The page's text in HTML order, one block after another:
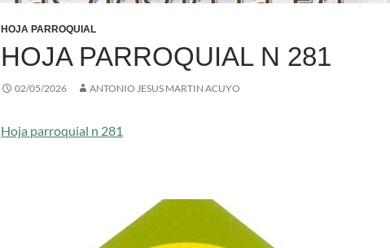
HOJA PARROQUIAL
HOJA PARROQUIAL N 281
02/05/2026 ANTONIO JESUS MARTIN ACUYO
Hoja parroquial n 281